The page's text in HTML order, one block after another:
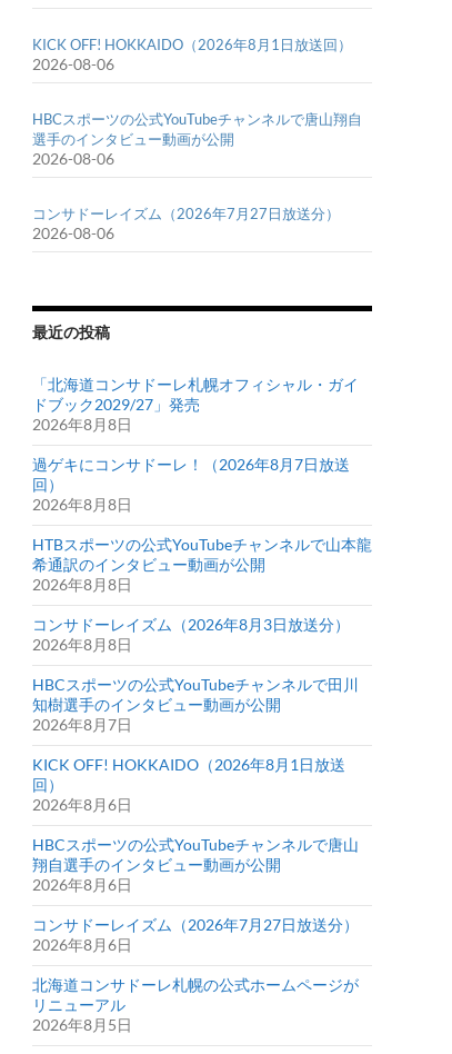
KICK OFF! HOKKAIDO（2026年8月1日放送回）
2026-08-06
HBCスポーツの公式YouTubeチャンネルで唐山翔自
選手のインタビュー動画が公開
2026-08-06
コンサドーレイズム（2026年7月27日放送分）
2026-08-06
最近の投稿
「北海道コンサドーレ札幌オフィシャル・ガイ
ドブック2029/27」発売
2026年8月8日
過ゲキにコンサドーレ！（2026年8月7日放送
回）
2026年8月8日
HTBスポーツの公式YouTubeチャンネルで山本龍
希通訳のインタビュー動画が公開
2026年8月8日
コンサドーレイズム（2026年8月3日放送分）
2026年8月8日
HBCスポーツの公式YouTubeチャンネルで田川
知樹選手のインタビュー動画が公開
2026年8月7日
KICK OFF! HOKKAIDO（2026年8月1日放送
回）
2026年8月6日
HBCスポーツの公式YouTubeチャンネルで唐山
翔自選手のインタビュー動画が公開
2026年8月6日
コンサドーレイズム（2026年7月27日放送分）
2026年8月6日
北海道コンサドーレ札幌の公式ホームページが
リニューアル
2026年8月5日